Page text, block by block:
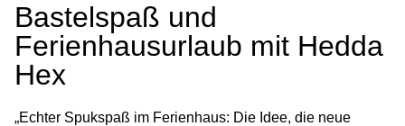
Bastelspaß und
Ferienhausurlaub mit Hedda
Hex
„Echter Spukspaß im Ferienhaus: Die Idee, die neue